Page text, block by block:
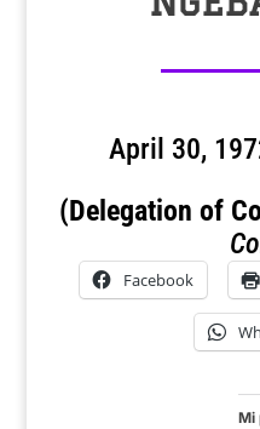
April 30,
(Delegation of
Facebook
Mi